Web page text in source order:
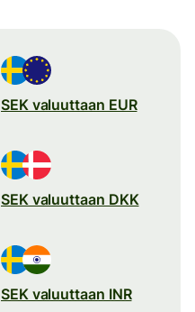
SEK valuuttaan EUR
SEK valuuttaan DKK
SEK valuuttaan INR